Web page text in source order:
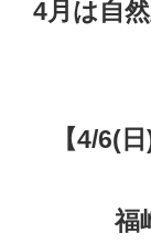
4月は自
【4/6(
福